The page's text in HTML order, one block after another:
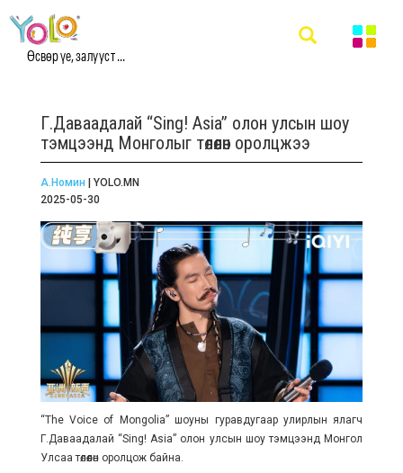
Өсвөр үе, залууст ...
Г.Даваадалай “Sing! Asia” олон улсын шоу
тэмцээнд Монголыг төлөөлөн оролцжээ
А.Номин | YOLO.MN
2025-05-30
“The Voice of Mongolia” шоуны гуравдугаар улирлын ялагч
Г.Даваадалай “Sing! Asia” олон улсын шоу тэмцээнд Монгол
Улсаа төлөөлөн оролцож байна.